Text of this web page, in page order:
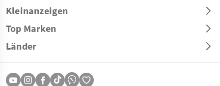
Kleinanzeigen
Top Marken
Länder